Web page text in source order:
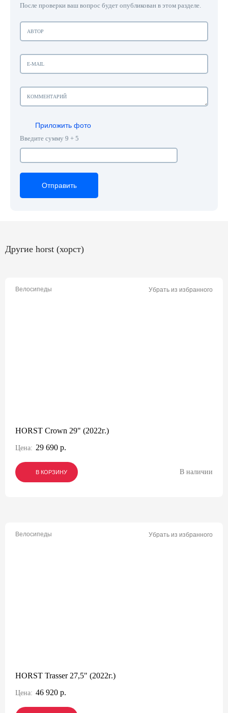
После проверки ваш вопрос будет опубликован в этом разделе.
Приложить фото
Введите сумму 9 + 5
Отправить
Отправить
Отправить
Другие horst (хорст)
Велосипеды Убрать из избранного
HORST Crown 29" (2022г.)
Цена: 29 690 р.
В КОРЗИНУ
В КОРЗИНУ
В КОРЗИНУ В наличии
Велосипеды Убрать из избранного
HORST Trasser 27,5" (2022г.)
Цена: 46 920 р.